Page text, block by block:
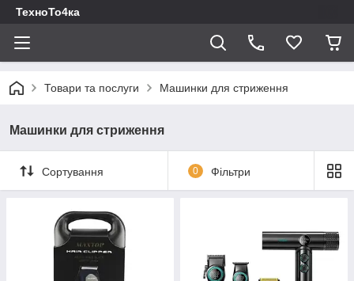
ТехноТо4ка
Товари та послуги Машинки для стриження
Машинки для стриження
Сортування 0 Фільтри